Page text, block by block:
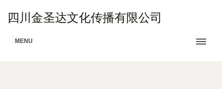
四川金圣达文化传播有限公司
MENU